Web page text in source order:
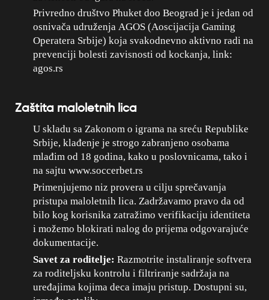
Privredno društvo Phuket doo Beograd je i jedan od
osnivača udruženja AGOS (Aoscijacija Gaming
Operatera Srbije) koja svakodnevno aktivno radi na
prevenciji bolesti zavisnosti od kockanja, link:
agos.rs
Zaštita maloletnih lica
U skladu sa Zakonom o igrama na sreću Republike
Srbije, klađenje je strogo zabranjeno osobama
mlađim od 18 godina, kako u poslovnicama, tako i
na sajtu www.soccerbet.rs
Primenjujemo niz provera u cilju sprečavanja
pristupa maloletnih lica. Zadržavamo pravo da od
bilo kog korisnika zatražimo verifikaciju identiteta
i možemo blokirati nalog do prijema odgovarajuće
dokumentacije.
Savet za roditelje: Razmotrite instaliranje softvera
za roditeljsku kontrolu i filtriranje sadržaja na
uređajima kojima deca imaju pristup. Dostupni su,